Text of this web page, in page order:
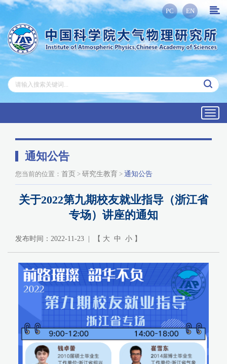
PC EN
通知公告
您当前的位置： 首页 > 研究生教育 > 通知公告
关于2022第九期校友就业指导（浙江省
专场）讲座的通知
发布时间：2022-11-23 | 【 大 中 小 】